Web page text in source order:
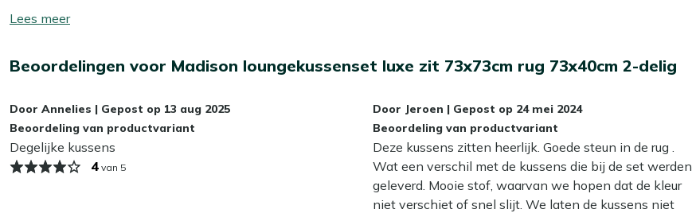
Smit Textiel & Rope beschermer. Deze maakt je kussens water- en vuilafstotend, zodat ze langer schoon blijven. Dat
Kan ik mijn tuinkussens het hele jaar buiten laten liggen?
Wij adviseren om je tuinkussens droog op te bergen als je ze niet gebruikt. Zelfs de meest waterafstotende stoffen
kunnen op termijn last krijgen van vocht, wat slijtage en schimmel kan veroorzaken. In de herfst en winter bewaar je
je kussens het beste binnen of in een waterdichte opbergbox. Zo blijven ze langer mooi en fris!
Toon/verberg
Beoordelingen voor Madison loungekussenset luxe zit 73x73cm rug 73x40cm 2-delig
Door Annelies | Gepost op 13 aug 2025
Beoordeling van productvariant
Degelijke kussens
4 van 5
Door Jeroen | Gepost op 24 mei 2024
Beoordeling van productvariant
Deze kussens zitten heerlijk. Goede steun in de rug .
Wat een verschil met de kussens die bij de set werden
geleverd. Mooie stof, waarvan we hopen dat de kleur
niet verschiet of snel slijt. We laten de kussens niet